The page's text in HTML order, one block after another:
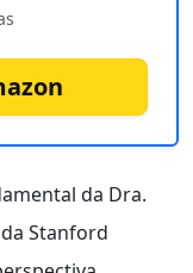
da Dra.
Stanford